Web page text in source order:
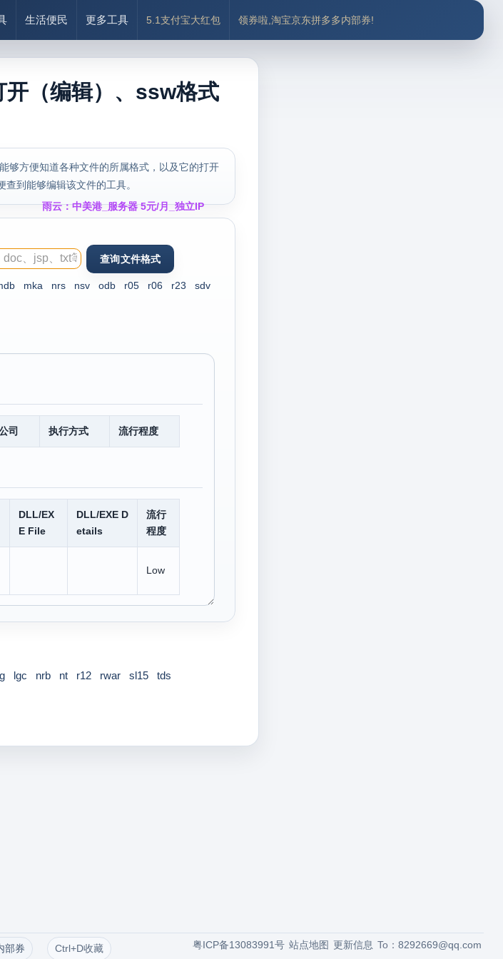
生活便民 更多工具 5.1支付宝大红包 领券啦,淘宝京东拼多多内部券!
（编辑）、ssw格式
够方便知道各种文件的所属格式，以及它的打开
到能够编辑该文件的工具。
雨云：中美港_服务器 5元/月_独立IP
mka nrs nsv odb r05 r06 r23
sdv
司 执行方式 流行程度
DLL/EX
E File
DLL/EXE D
etails
流行
程度
Low
lgc nrb nt r12 rwar sl15
tds
部券 Ctrl+D收藏 To：8292669@qq.com
更新信息
站点地图
粤ICP备13083991号